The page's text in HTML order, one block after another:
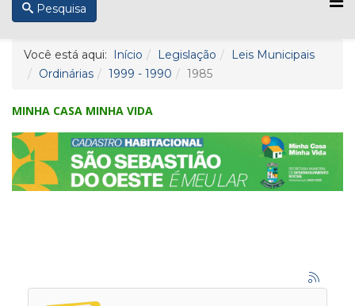
Pesquisa
Você está aqui: Início Legislação
Leis Municipais
Ordinárias
1999 - 1990 1985
MINHA CASA MINHA VIDA